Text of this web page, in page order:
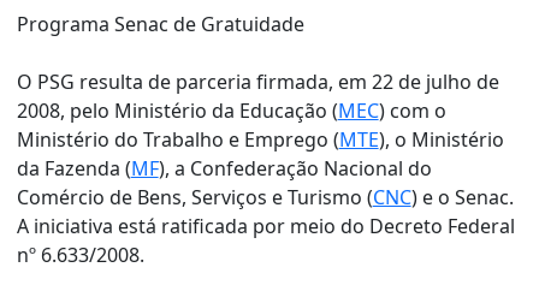
Programa Senac de Gratuidade
O PSG resulta de parceria firmada, em 22 de julho de
2008, pelo Ministério da Educação (MEC) com o
Ministério do Trabalho e Emprego (MTE), o Ministério
da Fazenda (MF), a Confederação Nacional do
Comércio de Bens, Serviços e Turismo (CNC) e o Senac.
A iniciativa está ratificada por meio do Decreto Federal
nº 6.633/2008.